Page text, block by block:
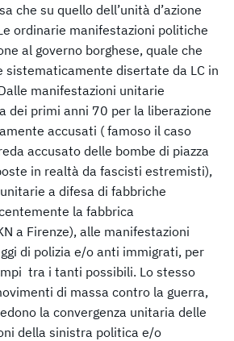
che su quello dell’unità d’azione
ordinarie manifestazioni politiche
al governo borghese, quale che
sistematicamente disertate da LC in
manifestazioni unitarie
dei primi anni 70 per la liberazione
accusati ( famoso il caso
accusato delle bombe di piazza
in realtà da fascisti estremisti),
a difesa di fabbriche
la fabbrica
a Firenze), alle manifestazioni
di polizia e/o anti immigrati, per
tra i tanti possibili. Lo stesso
di massa contro la guerra,
la convergenza unitaria delle
della sinistra politica e/o